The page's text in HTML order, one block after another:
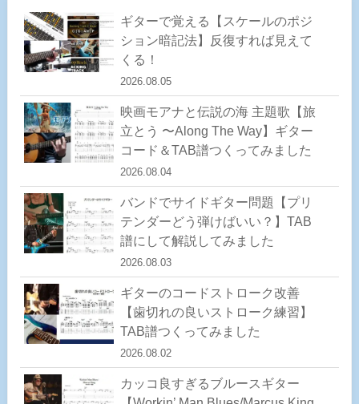
ギターで覚える【スケールのポジ
ション暗記法】反復すれば見えて
くる！
2026.08.05
映画モアナと伝説の海 主題歌【旅
立とう 〜Along The Way】ギター
コード＆TAB譜つくってみました
2026.08.04
バンドでサイドギター問題【プリ
テンダーどう弾けばいい？】TAB
譜にして解説してみました
2026.08.03
ギターのコードストローク改善
【歯切れの良いストローク練習】
TAB譜つくってみました
2026.08.02
カッコ良すぎるブルースギター